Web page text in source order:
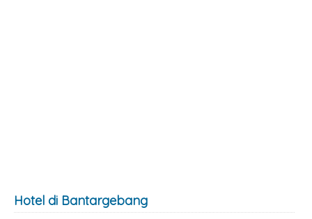
Hotel di Bantargebang